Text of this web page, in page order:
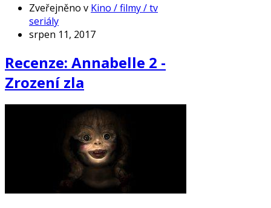
Zveřejněno v Kino / filmy / tv
seriály
srpen 11, 2017
Recenze: Annabelle 2 -
Zrození zla